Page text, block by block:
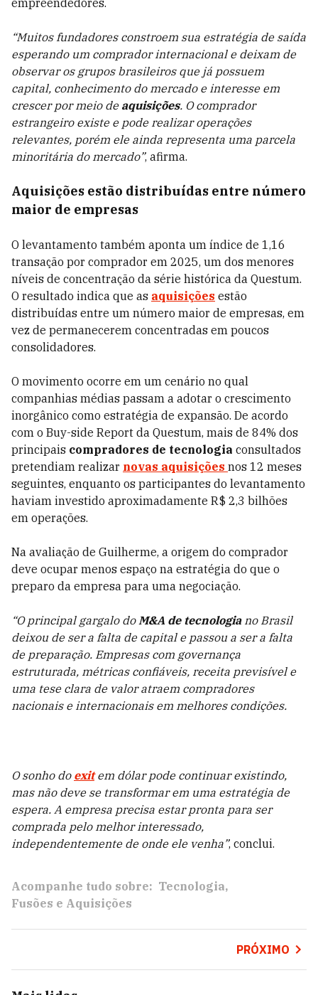
empreendedores.
“Muitos fundadores constroem sua estratégia de saída
esperando um comprador internacional e deixam de
observar os grupos brasileiros que já possuem
capital, conhecimento do mercado e interesse em
crescer por meio de aquisições. O comprador
estrangeiro existe e pode realizar operações
relevantes, porém ele ainda representa uma parcela
minoritária do mercado”, afirma.
Aquisições estão distribuídas entre número
maior de empresas
O levantamento também aponta um índice de 1,16
transação por comprador em 2025, um dos menores
níveis de concentração da série histórica da Questum.
O resultado indica que as aquisições estão
distribuídas entre um número maior de empresas, em
vez de permanecerem concentradas em poucos
consolidadores.
O movimento ocorre em um cenário no qual
companhias médias passam a adotar o crescimento
inorgânico como estratégia de expansão. De acordo
com o Buy-side Report da Questum, mais de 84% dos
principais compradores de tecnologia consultados
pretendiam realizar novas aquisições nos 12 meses
seguintes, enquanto os participantes do levantamento
haviam investido aproximadamente R$ 2,3 bilhões
em operações.
Na avaliação de Guilherme, a origem do comprador
deve ocupar menos espaço na estratégia do que o
preparo da empresa para uma negociação.
“O principal gargalo doM&A de tecnologiano Brasil
deixou de ser a falta de capital e passou a ser a falta
de preparação. Empresas com governança
estruturada, métricas confiáveis, receita previsível e
uma tese clara de valor atraem compradores
nacionais e internacionais em melhores condições.
O sonho do exitem dólar pode continuar existindo,
mas não deve se transformar em uma estratégia de
espera. A empresa precisa estar pronta para ser
comprada pelo melhor interessado,
independentemente de onde ele venha”, conclui.
Acompanhe tudo sobre: Tecnologia
Fusões e Aquisições
PRÓXIMO